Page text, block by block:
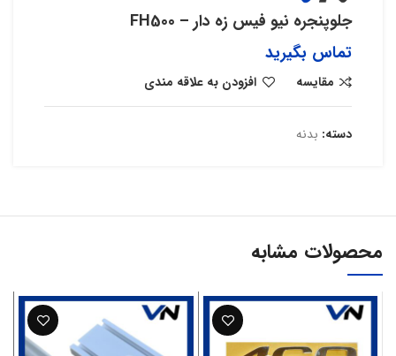
جلوپنجره نیو فیس زه دار – FH500
تماس بگیرید
مقایسه افزودن به علاقه مندی
دسته: بدنه
محصولات مشابه